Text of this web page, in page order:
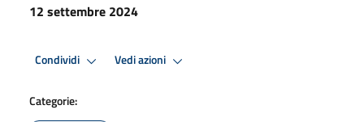
12 settembre 2024
Condividi Vedi azioni
Categorie: